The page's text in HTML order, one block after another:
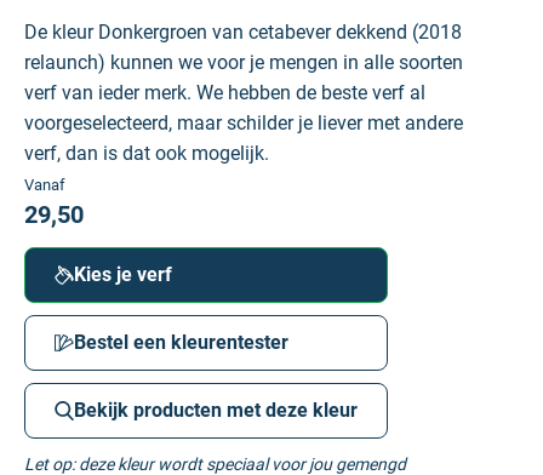
De kleur Donkergroen van cetabever dekkend (2018
relaunch) kunnen we voor je mengen in alle soorten
verf van ieder merk. We hebben de beste verf al
voorgeselecteerd, maar schilder je liever met andere
verf, dan is dat ook mogelijk.
Vanaf
29,50
Kies je verf
Bestel een kleurentester
Bekijk producten met deze kleur
Let op: deze kleur wordt speciaal voor jou gemengd